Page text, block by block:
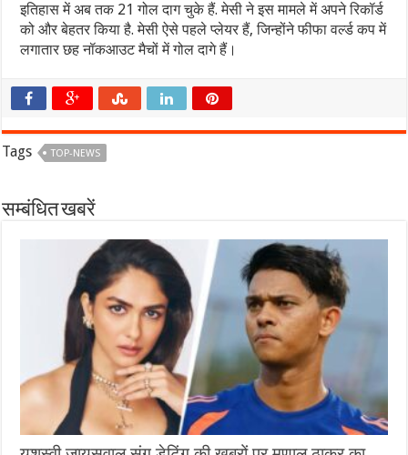
इतिहास में अब तक 21 गोल दाग चुके हैं. मेसी ने इस मामले में अपने रिकॉर्ड
को और बेहतर किया है. मेसी ऐसे पहले प्लेयर हैं, जिन्होंने फीफा वर्ल्ड कप में
लगातार छह नॉकआउट मैचों में गोल दागे हैं।
Tags TOP-NEWS
सम्बंधित खबरें